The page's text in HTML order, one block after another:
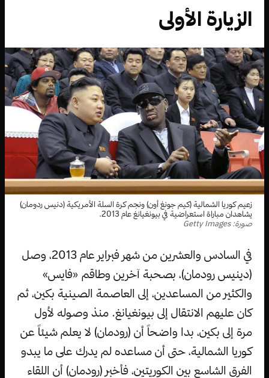
الزيارة الأولى
زعيم كوريا الشمالية (كيم جونغ أون) ونجم كرة السلة الأمريكية (دنيس ردومان)
يشاهدان مباراة استعراضية في بيونغيانغ عام 2013.
صورة: Getty Images
في السادس والعشرين من شهر فبراير عام 2013، وصل
(دينيس رودمان)، بصحبة آخرين وطاقم «فايس»
والكثير من المساعدين، إلى العاصمة الصينية بكين، ثم
كان عليهم الانتقال إلى بيونغيانغ. منذ وصوله لأول
مرة إلى بكين، بدا واضحاً أن (رودمان) لا يعلم شيئاً عن
كوريا الشمالية، حتى أن مساعده لم يدرك على ما يبدو
الفرق الشاسع بين الكوريتين، فأخبر (رودمان) أن اللقاء